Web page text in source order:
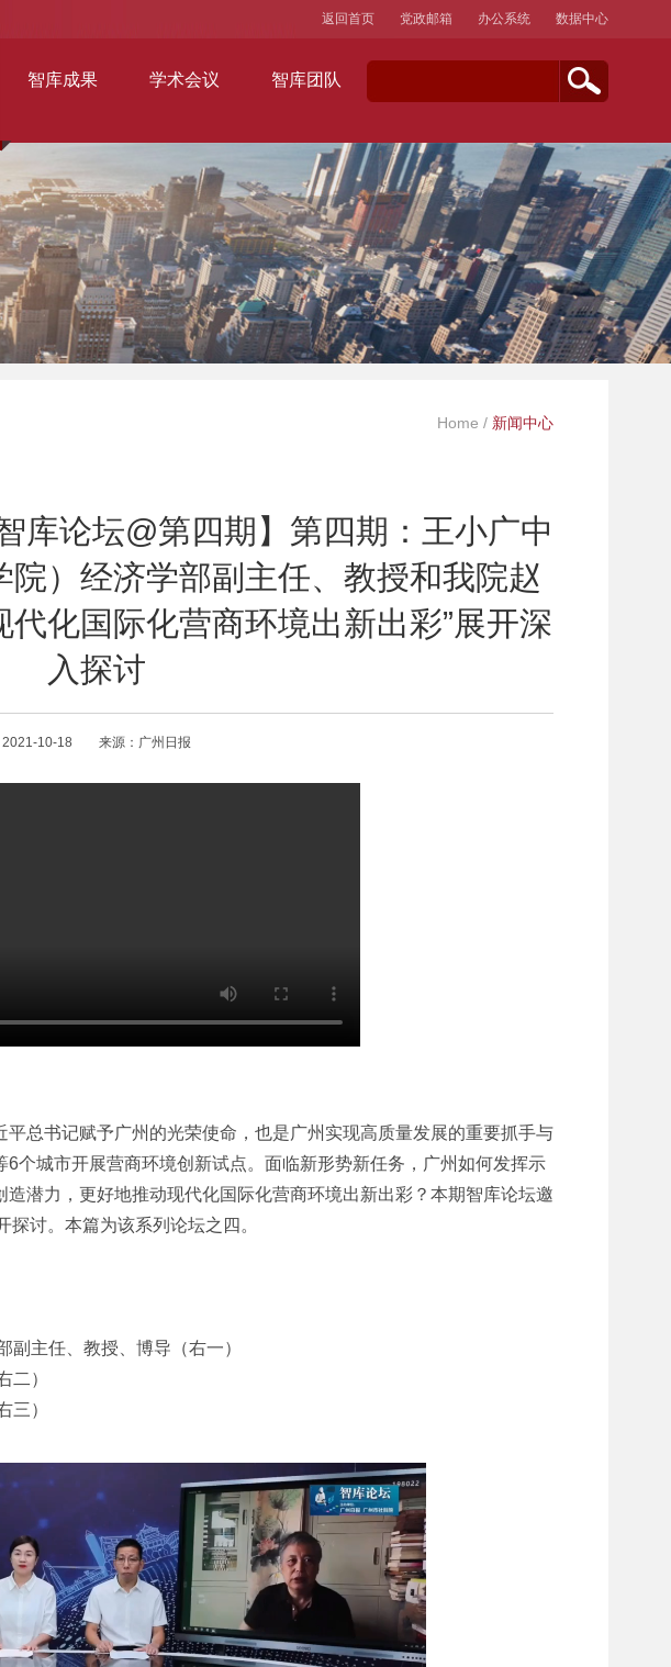
智库成果 学术会议 智库团队
返回首页 党政邮箱 办公系统 数据中心
Home / 新闻中心
库论坛@第四期】第四期：王小广中
）经济学部副主任、教授和我院赵
化国际化营商环境出新出彩”展开深
入探讨
2021-10-18 来源：广州日报
总书记赋予广州的光荣使命，也是广州实现高质量发展的重要抓手与
个城市开展营商环境创新试点。面临新形势新任务，广州如何发挥示
潜力，更好地推动现代化国际化营商环境出新出彩？本期智库论坛邀
探讨。本篇为该系列论坛之四。
主任、教授、博导（右一）
二）
三）